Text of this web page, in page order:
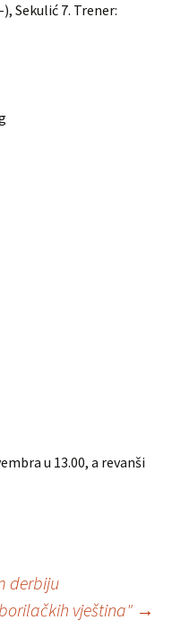
Sekulić 7. Trener:
u 13.00, a revanši
derbiju
vještina" →